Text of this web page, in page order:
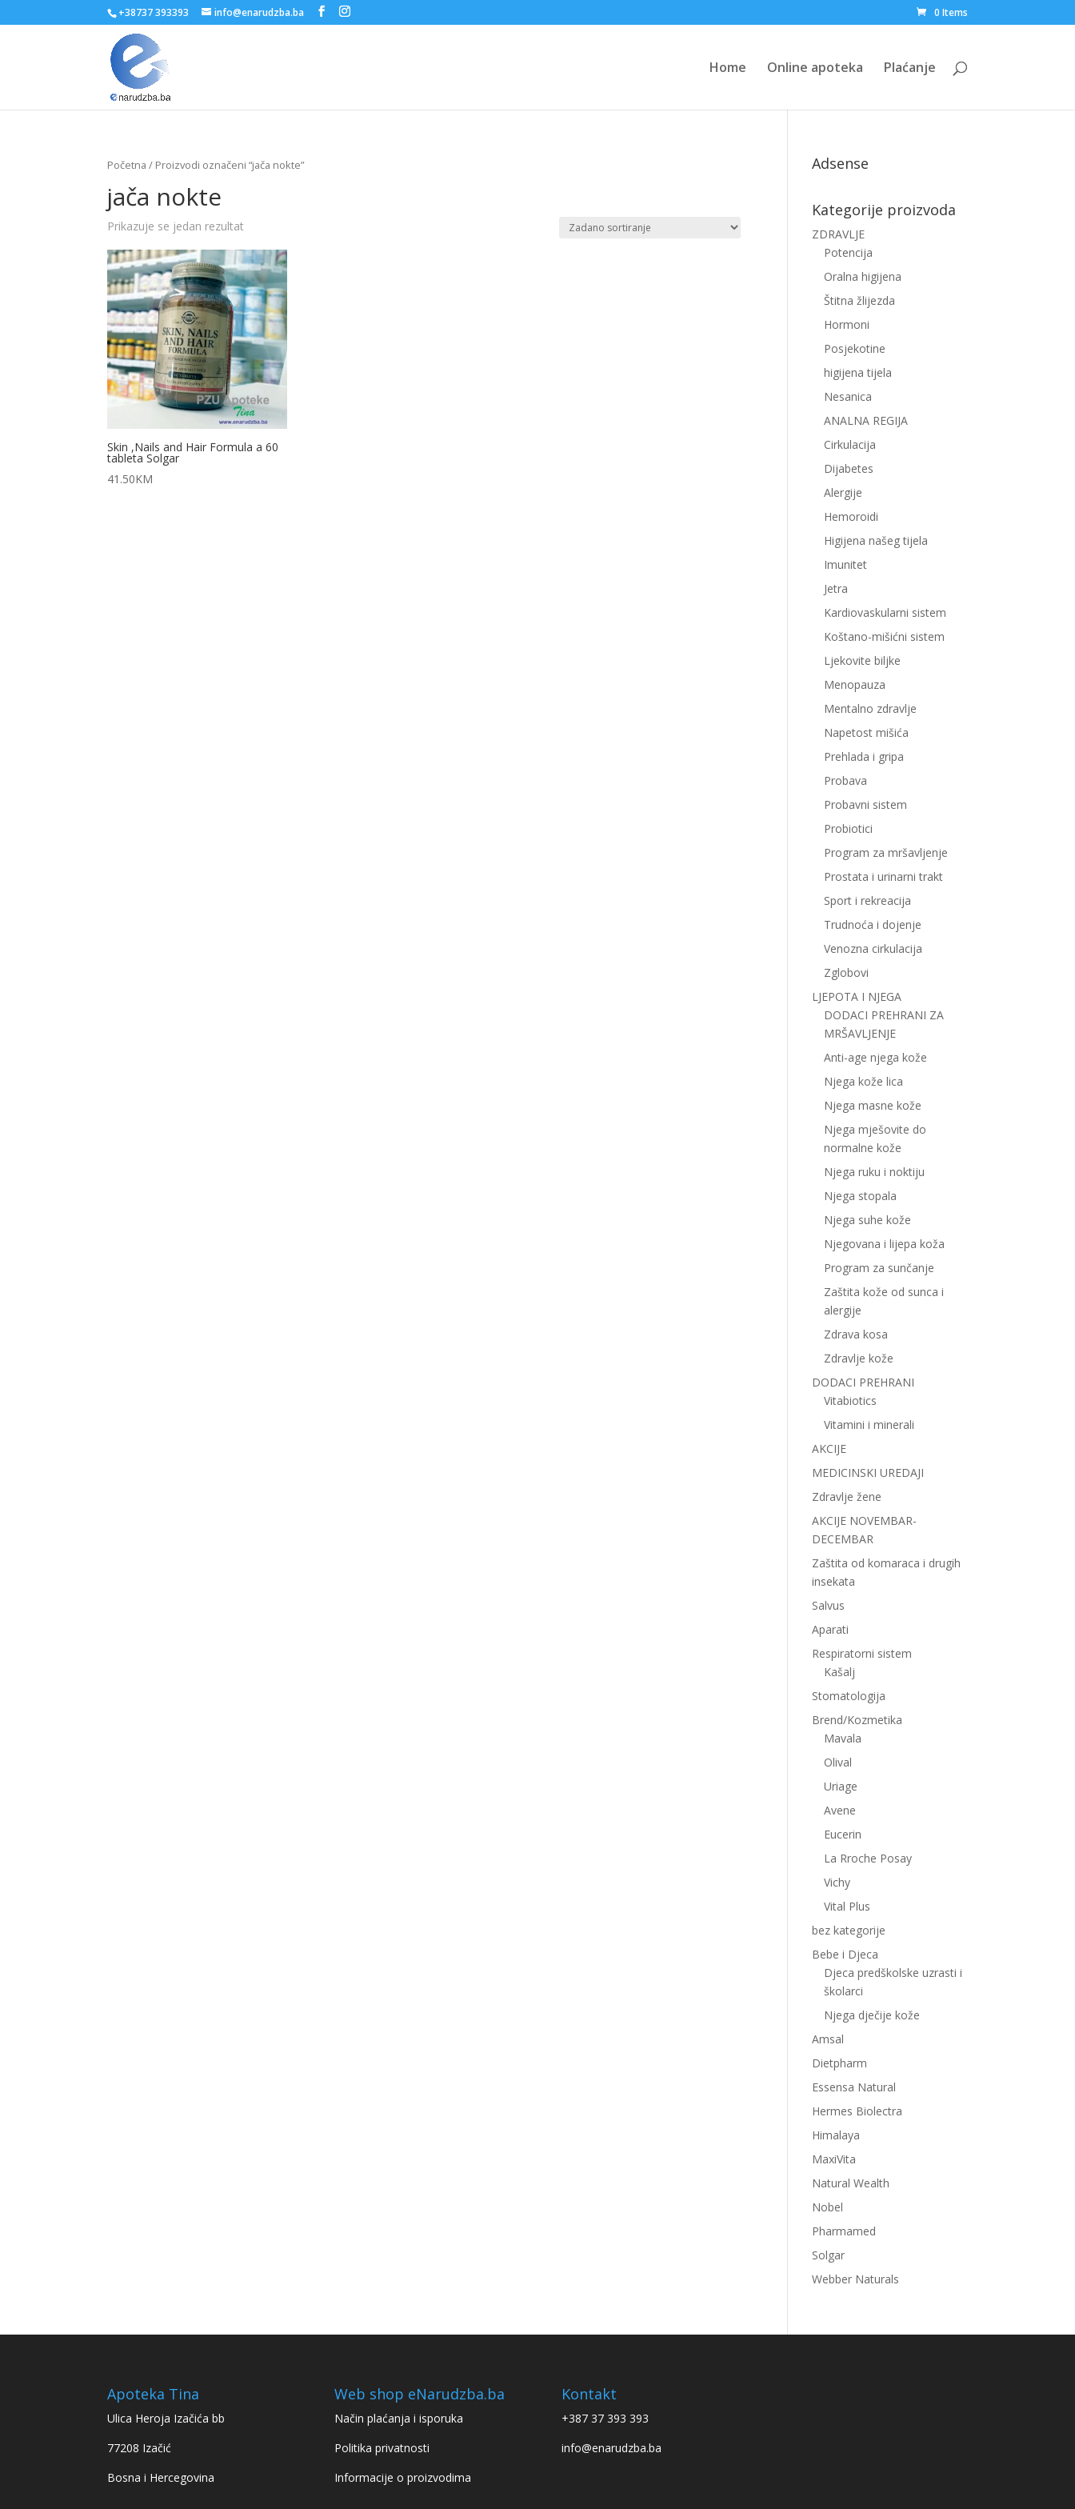
+38737 393393 info@enarudzba.ba 0 Items
Home Online apoteka Plaćanje
Početna / Proizvodi označeni “jača nokte”
jača nokte
Prikazuje se jedan rezultat
Skin ,Nails and Hair Formula a 60
tableta Solgar
41.50KM
Adsense
Kategorije proizvoda
ZDRAVLJE
Potencija
Oralna higijena
Štitna žlijezda
Hormoni
Posjekotine
higijena tijela
Nesanica
ANALNA REGIJA
Cirkulacija
Dijabetes
Alergije
Hemoroidi
Higijena našeg tijela
Imunitet
Jetra
Kardiovaskularni sistem
Koštano-mišićni sistem
Ljekovite biljke
Menopauza
Mentalno zdravlje
Napetost mišića
Prehlada i gripa
Probava
Probavni sistem
Probiotici
Program za mršavljenje
Prostata i urinarni trakt
Sport i rekreacija
Trudnoća i dojenje
Venozna cirkulacija
Zglobovi
LJEPOTA I NJEGA
DODACI PREHRANI ZA
MRŠAVLJENJE
Anti-age njega kože
Njega kože lica
Njega masne kože
Njega mješovite do
normalne kože
Njega ruku i noktiju
Njega stopala
Njega suhe kože
Njegovana i lijepa koža
Program za sunčanje
Zaštita kože od sunca i
alergije
Zdrava kosa
Zdravlje kože
DODACI PREHRANI
Vitabiotics
Vitamini i minerali
AKCIJE
MEDICINSKI UREDAJI
Zdravlje žene
AKCIJE NOVEMBAR-
DECEMBAR
Zaštita od komaraca i drugih
insekata
Salvus
Aparati
Respiratorni sistem
Kašalj
Stomatologija
Brend/Kozmetika
Mavala
Olival
Uriage
Avene
Eucerin
La Rroche Posay
Vichy
Vital Plus
bez kategorije
Bebe i Djeca
Djeca predškolske uzrasti i
školarci
Njega dječije kože
Amsal
Dietpharm
Essensa Natural
Hermes Biolectra
Himalaya
MaxiVita
Natural Wealth
Nobel
Pharmamed
Solgar
Webber Naturals
Apoteka Tina
Ulica Heroja Izačića bb
77208 Izačić
Bosna i Hercegovina
Web shop eNarudzba.ba
Način plaćanja i isporuka
Politika privatnosti
Informacije o proizvodima
Kontakt
+387 37 393 393
info@enarudzba.ba